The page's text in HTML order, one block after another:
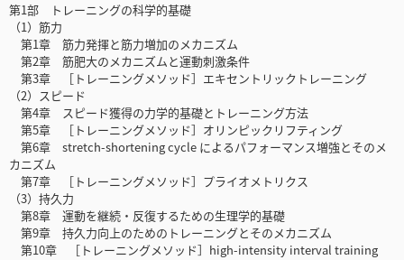
第1部 トレーニングの科学的基礎
（1）筋力
第1章 筋力発揮と筋力増加のメカニズム
第2章 筋肥大のメカニズムと運動刺激条件
第3章 ［トレーニングメソッド］エキセントリックトレーニング
（2）スピード
第4章 スピード獲得の力学的基礎とトレーニング方法
第5章 ［トレーニングメソッド］オリンピックリフティング
第6章 stretch-shortening cycle によるパフォーマンス増強とそのメ
カニズム
第7章 ［トレーニングメソッド］プライオメトリクス
（3）持久力
第8章 運動を継続・反復するための生理学的基礎
第9章 持久力向上のためのトレーニングとそのメカニズム
第10章 ［トレーニングメソッド］high-intensity interval training